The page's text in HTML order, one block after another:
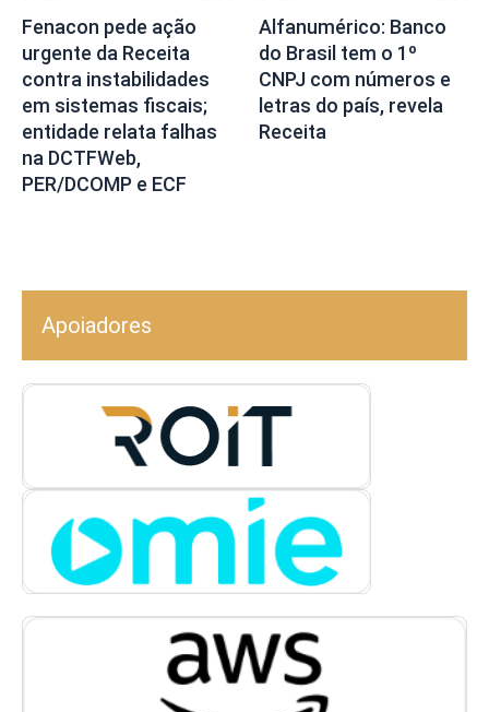
Fenacon pede ação
urgente da Receita
contra instabilidades
em sistemas fiscais;
entidade relata falhas
na DCTFWeb,
PER/DCOMP e ECF
Alfanumérico: Banco
do Brasil tem o 1º
CNPJ com números e
letras do país, revela
Receita
Apoiadores